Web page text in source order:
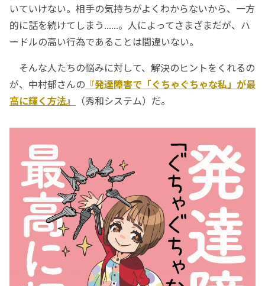
いていけない。相手の気持ちがよくわからないから、一方
的に話を続けてしまう......。人によってさまざまだが、ハ
ードルの高い行為であることは間違いない。
そんな人たちの悩みに対して、解決のヒントをくれるの
が、中村郁さんの 『発達障害で「ぐちゃぐちゃな私」が最
高に輝く方法』
（秀和システム）だ。